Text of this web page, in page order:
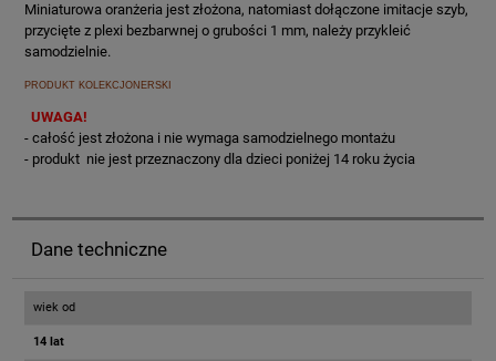
Miniaturowa oranżeria jest złożona, natomiast dołączone imitacje szyb,
przycięte z plexi bezbarwnej o grubości 1 mm, należy przykleić
samodzielnie.
PRODUKT KOLEKCJONERSKI
UWAGA!
- całość jest złożona i nie wymaga samodzielnego montażu
- produkt nie jest przeznaczony dla dzieci poniżej 14 roku życia
Dane techniczne
wiek od
14 lat